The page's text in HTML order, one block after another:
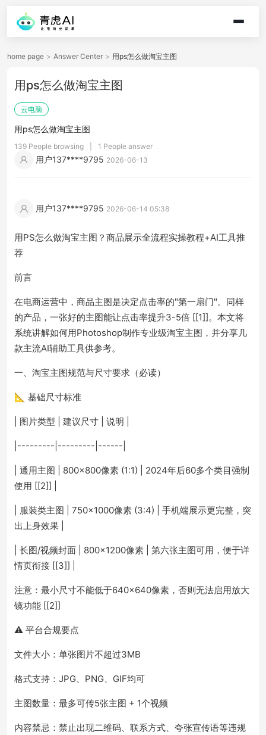
home page > Answer Center > 用ps怎么做淘宝主图
用ps怎么做淘宝主图
云电脑
用ps怎么做淘宝主图
139 People browsing 1 People answer
用户137****9795 2026-06-13
用户137****9795 2026-06-14 05:38
用PS怎么做淘宝主图？商品展示全流程实操教程+AI工具推
荐
前言
在电商运营中，商品主图是决定点击率的"第一扇门"。同样
的产品，一张好的主图能让点击率提升3-5倍 [[1]]。本文将
系统讲解如何用Photoshop制作专业级淘宝主图，并分享几
款主流AI辅助工具供参考。
一、淘宝主图规范与尺寸要求（必读）
📐 基础尺寸标准
| 图片类型 | 建议尺寸 | 说明 |
|---------|---------|------|
| 通用主图 | 800×800像素 (1:1) | 2024年后60多个类目强制
使用 [[2]] |
| 服装类主图 | 750×1000像素 (3:4) | 手机端展示更完整，突
出上身效果 |
| 长图/视频封面 | 800×1200像素 | 第六张主图可用，便于详
情页衔接 [[3]] |
注意：最小尺寸不能低于640×640像素，否则无法启用放大
镜功能 [[2]]
⚠️ 平台合规要点
文件大小：单张图片不超过3MB
格式支持：JPG、PNG、GIF均可
主图数量：最多可传5张主图 + 1个视频
内容禁忌：禁止出现二维码、联系方式、夸张宣传语等违规